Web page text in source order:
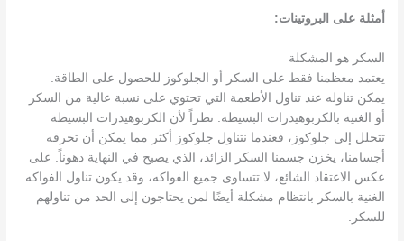
أمثلة على البروتينات:
السكر هو المشكلة
يعتمد معظمنا فقط على السكر أو الجلوكوز للحصول على الطاقة.
يمكن تناوله عند تناول الأطعمة التي تحتوي على نسبة عالية من السكر
أو الغنية بالكربوهيدرات البسيطة. نظراً لأن الكربوهيدرات البسيطة
تتحلل إلى جلوكوز، فعندما نتناول جلوكوز أكثر مما يمكن أن تحرقه
أجسامنا، يخزن جسمنا السكر الزائد، الذي يصبح في النهاية دهوناً. على
عكس الاعتقاد الشائع، لا تتساوى جميع الفواكه، وقد يكون تناول الفواكه
الغنية بالسكر بانتظام مشكلة أيضًا لمن يحتاجون إلى الحد من تناولهم
للسكر.